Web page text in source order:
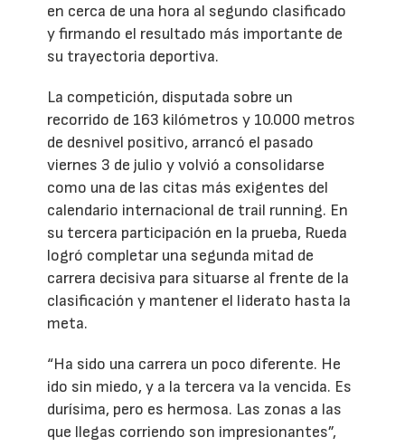
en cerca de una hora al segundo clasificado
y firmando el resultado más importante de
su trayectoria deportiva.
La competición, disputada sobre un
recorrido de 163 kilómetros y 10.000 metros
de desnivel positivo, arrancó el pasado
viernes 3 de julio y volvió a consolidarse
como una de las citas más exigentes del
calendario internacional de trail running. En
su tercera participación en la prueba, Rueda
logró completar una segunda mitad de
carrera decisiva para situarse al frente de la
clasificación y mantener el liderato hasta la
meta.
“Ha sido una carrera un poco diferente. He
ido sin miedo, y a la tercera va la vencida. Es
durísima, pero es hermosa. Las zonas a las
que llegas corriendo son impresionantes”,